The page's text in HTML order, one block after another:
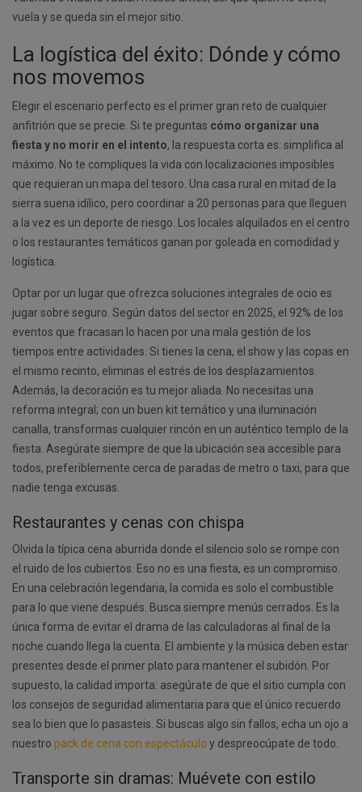
vuela y se queda sin el mejor sitio.
La logística del éxito: Dónde y cómo
nos movemos
Elegir el escenario perfecto es el primer gran reto de cualquier
anfitrión que se precie. Si te preguntas cómo organizar una
fiesta y no morir en el intento, la respuesta corta es: simplifica al
máximo. No te compliques la vida con localizaciones imposibles
que requieran un mapa del tesoro. Una casa rural en mitad de la
sierra suena idílico, pero coordinar a 20 personas para que lleguen
a la vez es un deporte de riesgo. Los locales alquilados en el centro
o los restaurantes temáticos ganan por goleada en comodidad y
logística.
Optar por un lugar que ofrezca soluciones integrales de ocio es
jugar sobre seguro. Según datos del sector en 2025, el 92% de los
eventos que fracasan lo hacen por una mala gestión de los
tiempos entre actividades. Si tienes la cena, el show y las copas en
el mismo recinto, eliminas el estrés de los desplazamientos.
Además, la decoración es tu mejor aliada. No necesitas una
reforma integral; con un buen kit temático y una iluminación
canalla, transformas cualquier rincón en un auténtico templo de la
fiesta. Asegúrate siempre de que la ubicación sea accesible para
todos, preferiblemente cerca de paradas de metro o taxi, para que
nadie tenga excusas.
Restaurantes y cenas con chispa
Olvida la típica cena aburrida donde el silencio solo se rompe con
el ruido de los cubiertos. Eso no es una fiesta, es un compromiso.
En una celebración legendaria, la comida es solo el combustible
para lo que viene después. Busca siempre menús cerrados. Es la
única forma de evitar el drama de las calculadoras al final de la
noche cuando llega la cuenta. El ambiente y la música deben estar
presentes desde el primer plato para mantener el subidón. Por
supuesto, la calidad importa: asegúrate de que el sitio cumpla con
los consejos de seguridad alimentaria para que el único recuerdo
sea lo bien que lo pasasteis. Si buscas algo sin fallos, echa un ojo a
nuestro pack de cena con espectáculo y despreocúpate de todo.
Transporte sin dramas: Muévete con estilo